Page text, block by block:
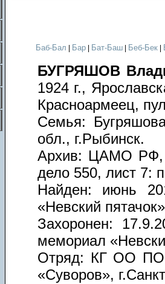
Баб-Бал Бар Бат-Баш Беб-Бек
БУГРЯШОВ
1924 г.,
Красноармеец,
Семья:
обл., г.Рыбинск.
Архив: ЦАМО РФ,
дело 550, лист 7:
Найден: июнь
«Невский
Захоронен:
мемориал
Отряд: КГ ОО ПО
«Суворов»,